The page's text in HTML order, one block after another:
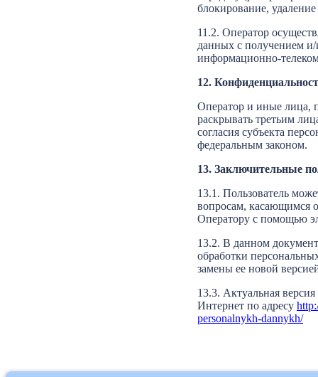
блокирование,
11.2. Оператор
данных с получением
информационно-
12.
Оператор и иные лица,
раскрывать третьим
согласия субъекта
федеральным законом.
13. Заключительные
13.1. Пользователь
вопросам, касающимся
Оператору с помощью
13.2. В данном
обработки
замены ее новой
13.3. Актуальная
Интернет по адресу
personalnykh-dannykh/